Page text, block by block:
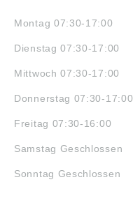
Montag 07:30-17:00
Dienstag 07:30-17:00
Mittwoch 07:30-17:00
Donnerstag 07:30-17:00
Freitag 07:30-16:00
Samstag Geschlossen
Sonntag Geschlossen